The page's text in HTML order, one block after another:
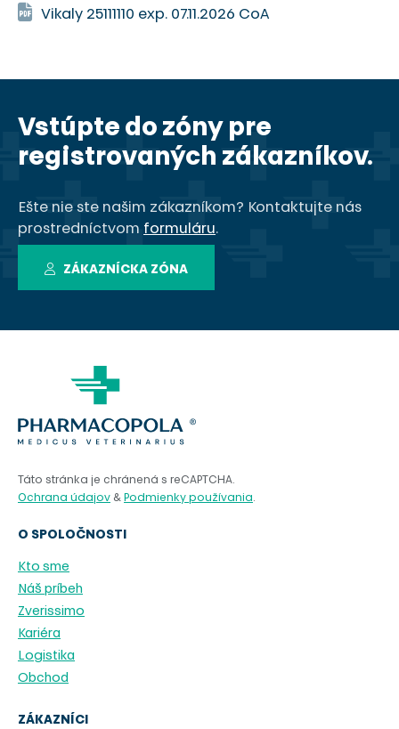
O spoločnosti
Služby
Novinky
Kontakt
Vikaly 25111110 exp. 07.11.2026 CoA
Vstúpte do zóny pre
registrovaných zákazníkov.
Ešte nie ste našim zákazníkom? Kontaktujte nás
prostredníctvom formuláru.
ZÁKAZNÍCKA ZÓNA
Táto stránka je chránená s reCAPTCHA.
Ochrana údajov & Podmienky používania .
O SPOLOČNOSTI
Kto sme
Náš príbeh
Zverissimo
Kariéra
Logistika
Obchod
ZÁKAZNÍCI